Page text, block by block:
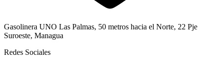
Gasolinera UNO Las Palmas, 50 metros hacia el Norte, 22 Pje
Suroeste, Managua
Redes Sociales